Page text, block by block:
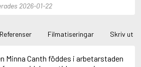
Ngozi2026-01-22
Referenser Filmatiseringar Skriv ut
Minna Canth föddes i arbetarstaden